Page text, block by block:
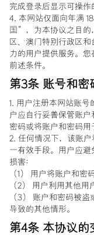
完成登录后显示可操作
4. 本网站仅面向年满
国”，为本协议之目
区、澳门特别行政区
力的用户提供服务。
前述条件。
第3条 账号和密
1. 用户注册本网站账
户应自行妥善保管账
密码或将账户和密码用
2. 任何情况下，该账
一有效手段。用户应
损害：
（1） 用户将账户和密
（2） 用户利用其他用
（3） 账户和密码被
导致的其他情形。
第4条 本协议的